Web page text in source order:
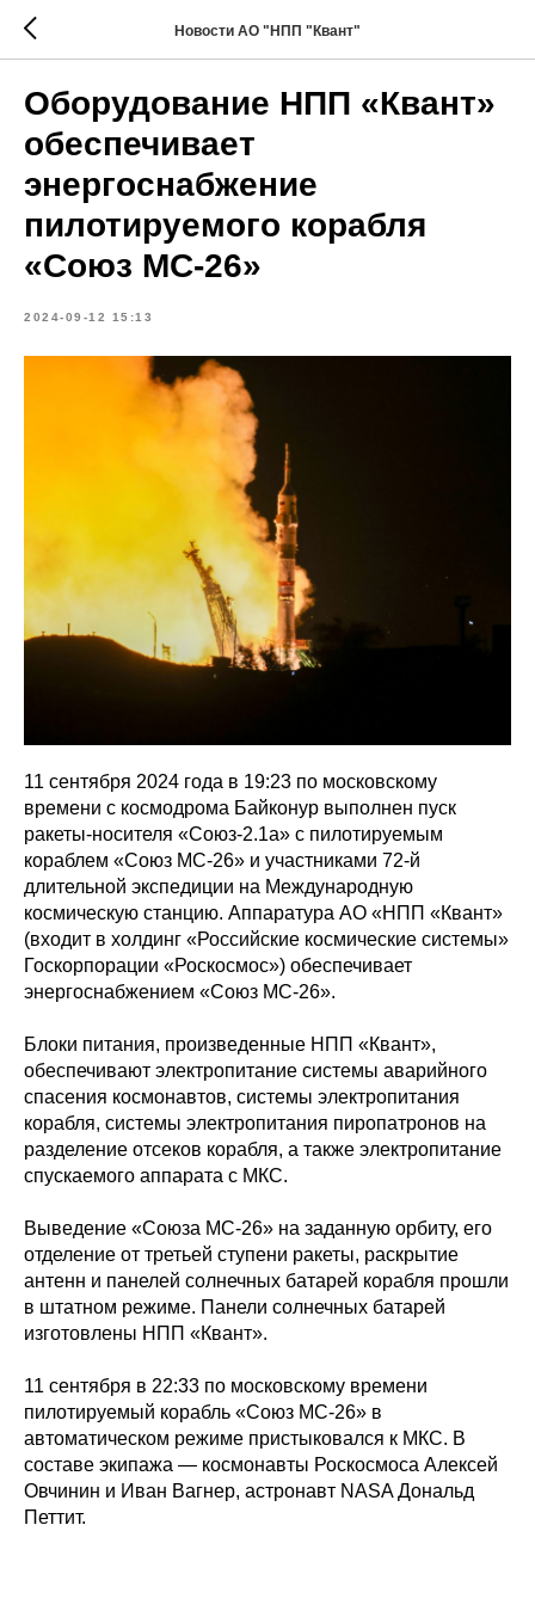
Новости АО "НПП "Квант"
Оборудование НПП «Квант»
обеспечивает
энергоснабжение
пилотируемого корабля
«Союз МС-26»
2024-09-12 15:13
11 сентября 2024 года в 19:23 по московскому
времени с космодрома Байконур выполнен пуск
ракеты-носителя «Союз-2.1а» с пилотируемым
кораблем «Союз МС-26» и участниками 72-й
длительной экспедиции на Международную
космическую станцию. Аппаратура АО «НПП «Квант»
(входит в холдинг «Российские космические системы»
Госкорпорации «Роскосмос») обеспечивает
энергоснабжением «Союз МС-26».
Блоки питания, произведенные НПП «Квант»,
обеспечивают электропитание системы аварийного
спасения космонавтов, системы электропитания
корабля, системы электропитания пиропатронов на
разделение отсеков корабля, а также электропитание
спускаемого аппарата с МКС.
Выведение «Союза МС-26» на заданную орбиту, его
отделение от третьей ступени ракеты, раскрытие
антенн и панелей солнечных батарей корабля прошли
в штатном режиме. Панели солнечных батарей
изготовлены НПП «Квант».
11 сентября в 22:33 по московскому времени
пилотируемый корабль «Союз МС-26» в
автоматическом режиме пристыковался к МКС. В
составе экипажа — космонавты Роскосмоса Алексей
Овчинин и Иван Вагнер, астронавт NASA Дональд
Петтит.